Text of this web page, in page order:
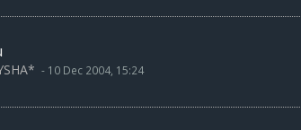
- 10 Dec 2004, 15:24